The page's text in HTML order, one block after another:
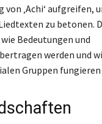
‚Achi‘ aufgreifen,
zu betonen.
Bedeutungen und
werden und
Gruppen